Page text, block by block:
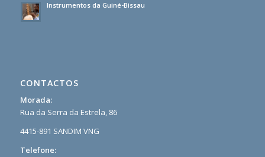
Instrumentos da Guiné-Bissau
CONTACTOS
Morada:
Rua da Serra da Estrela, 86
4415-891 SANDIM VNG
Telefone: